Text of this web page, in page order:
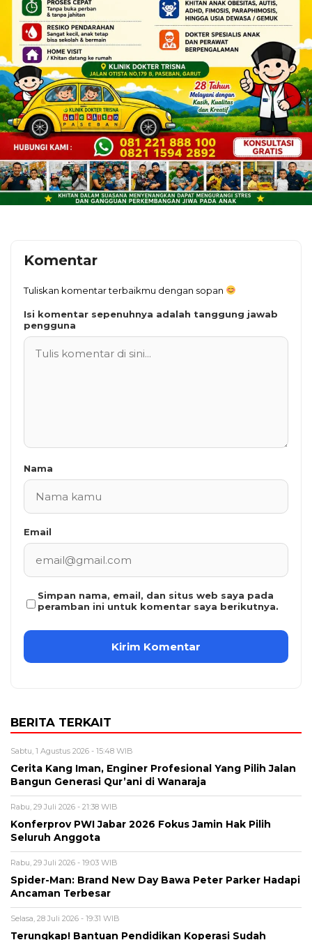
Komentar
Tuliskan komentar terbaikmu dengan sopan
Isi komentar sepenuhnya adalah tanggung jawab
pengguna
Nama
Email
Simpan nama, email, dan situs web saya pada
peramban ini untuk komentar saya berikutnya.
BERITA TERKAIT
Sabtu, 1 Agustus 2026 - 15:48 WIB
Cerita Kang Iman, Enginer Profesional Yang Pilih Jalan
Bangun Generasi Qur’ani di Wanaraja
Rabu, 29 Juli 2026 - 21:38 WIB
Konferprov PWI Jabar 2026 Fokus Jamin Hak Pilih
Seluruh Anggota
Rabu, 29 Juli 2026 - 19:03 WIB
Spider-Man: Brand New Day Bawa Peter Parker Hadapi
Ancaman Terbesar
Selasa, 28 Juli 2026 - 19:31 WIB
Terungkap! Bantuan Pendidikan Koperasi Sudah